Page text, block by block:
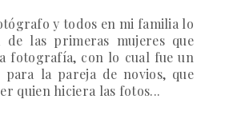
y todos en mi familia lo
las primeras mujeres que
fotografía, con lo cual fue un
para la pareja de novios, que
quien hiciera las fotos...